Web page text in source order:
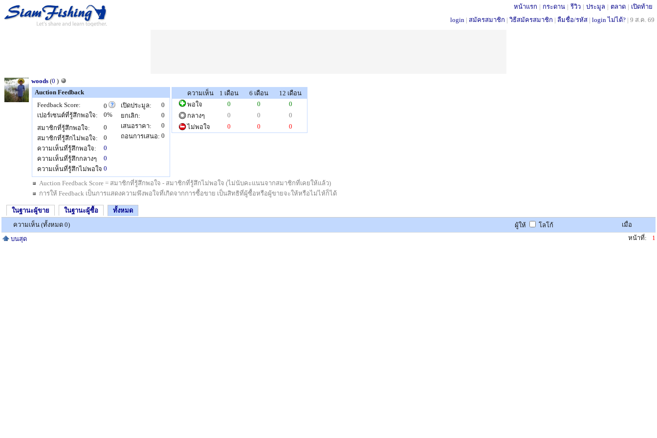
หน้าแรก | กระดาน | รีวิว | ประมูล | ตลาด | เปิดท้าย
login | สมัครสมาชิก | วิธีสมัครสมาชิก | ลืมชื่อ/รหัส | login ไม่ได้? | 9 ส.ค. 69
woods (0 )
Auction Feedback
Feedback Score:
0
เปอร์เซนต์ที่รู้สึกพอใจ:
0%
สมาชิกที่รู้สึกพอใจ:
0
สมาชิกที่รู้สึกไม่พอใจ:
0
ความเห็นที่รู้สึกพอใจ:
0
ความเห็นที่รู้สึกกลางๆ
0
ความเห็นที่รู้สึกไม่พอใจ 0
เปิดประมูล:
0
ยกเลิก:
0
เสนอราคา:
0
ถอนการเสนอ: 0
ความเห็น 1 เดือน 6 เดือน
12 เดือน
พอใจ
0 0
0
กลางๆ
0 0
0
ไม่พอใจ
0 0 0
Auction Feedback Score = สมาชิกที่รู้สึกพอใจ - สมาชิกที่รู้สึกไม่พอใจ (ไม่นับคะแนนจากสมาชิกที่เคยให้แล้ว)
การให้ Feedback เป็นการแสดงความพึงพอใจที่เกิดจากการซื้อขาย เป็นสิทธิที่ผู้ซื้อหรือผู้ขายจะให้หรือไม่ไห้ก็ได้
ในฐานะผู้ขาย ในฐานะผู้ซื้อ
ทั้งหมด
ความเห็น (ทั้งหมด 0)
ผู้ให้ โลโก้
เมื่อ
บนสุด
หน้าที่: 1